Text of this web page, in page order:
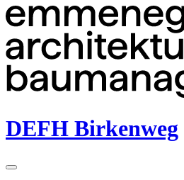
DEFH Birkenweg